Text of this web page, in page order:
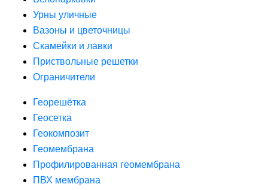
Урны уличные
Вазоны и цветочницы
Скамейки и лавки
Приствольные решетки
Ограничители
Георешётка
Геосетка
Геокомпозит
Геомембрана
Профилированная геомембрана
ПВХ мембрана